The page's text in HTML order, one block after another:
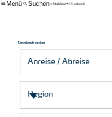
Menü Suchen Merkliste Unterkunft
Unterkunft suchen